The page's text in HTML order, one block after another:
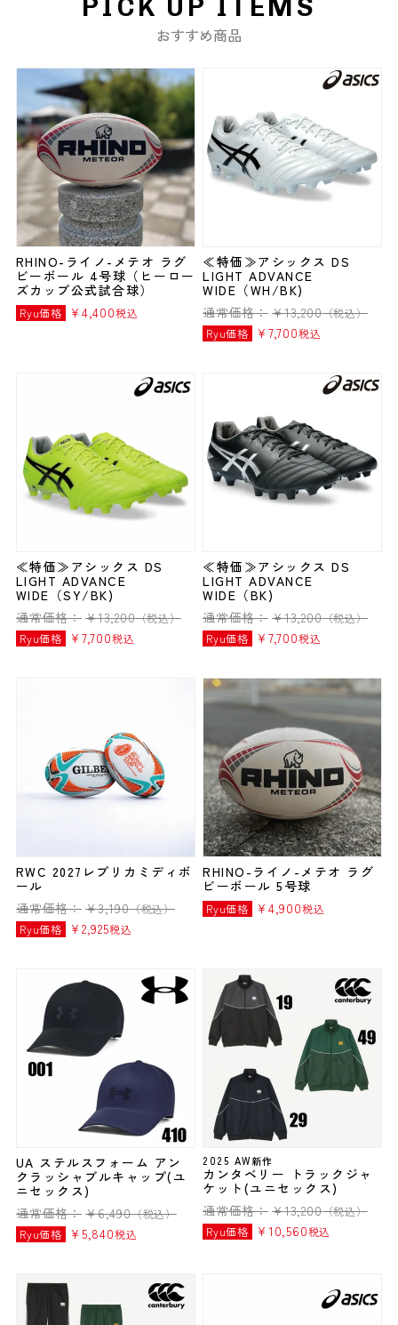
PICK UP ITEMS
おすすめ商品
RHINO-ライノ-メテオ ラグ
ビーボール 4号球（ヒーロー
ズカップ公式試合球）
Ryu価格 ¥ 4,400税込
≪特価≫アシックス DS
LIGHT ADVANCE
WIDE（WH/BK)
通常価格： ¥13,200（税込）
Ryu価格
¥ 7,700税込
≪特価≫アシックス DS
LIGHT ADVANCE
WIDE（SY/BK)
通常価格： ¥13,200（税込）
Ryu価格
¥ 7,700税込
≪特価≫アシックス DS
LIGHT ADVANCE
WIDE（BK)
通常価格： ¥13,200（税込）
Ryu価格
¥ 7,700税込
RWC 2027レプリカミディボ
ール
通常価格： ¥3,190（税込）
Ryu価格
¥ 2,925税込
RHINO-ライノ-メテオ ラグ
ビーボール 5号球
Ryu価格 ¥ 4,900税込
UA ステルスフォーム アン
クラッシャブルキャップ(ユ
ニセックス)
通常価格： ¥6,490（税込）
Ryu価格
¥ 5,840税込
2025 AW新作
カンタベリー トラックジャ
ケット(ユニセックス)
通常価格： ¥13,200（税込）
Ryu価格
¥ 10,560税込